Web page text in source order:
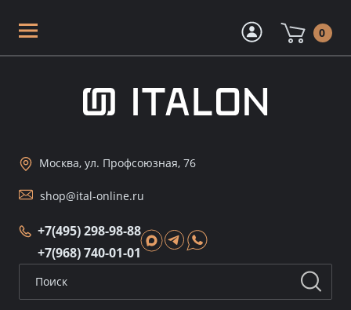
0
Москва, ул. Профсоюзная, 76
shop@ital-online.ru
+7(495) 298-98-88
+7(968) 740-01-01